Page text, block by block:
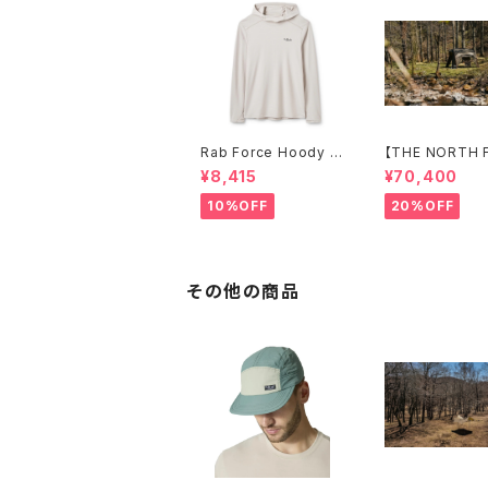
Rab Force Hoody ラ
ブ フォースフーディー
（メンズ）
¥8,415
10%OFF
【THE NORTH
Evabase 6
¥70,400
20%OFF
その他の商品